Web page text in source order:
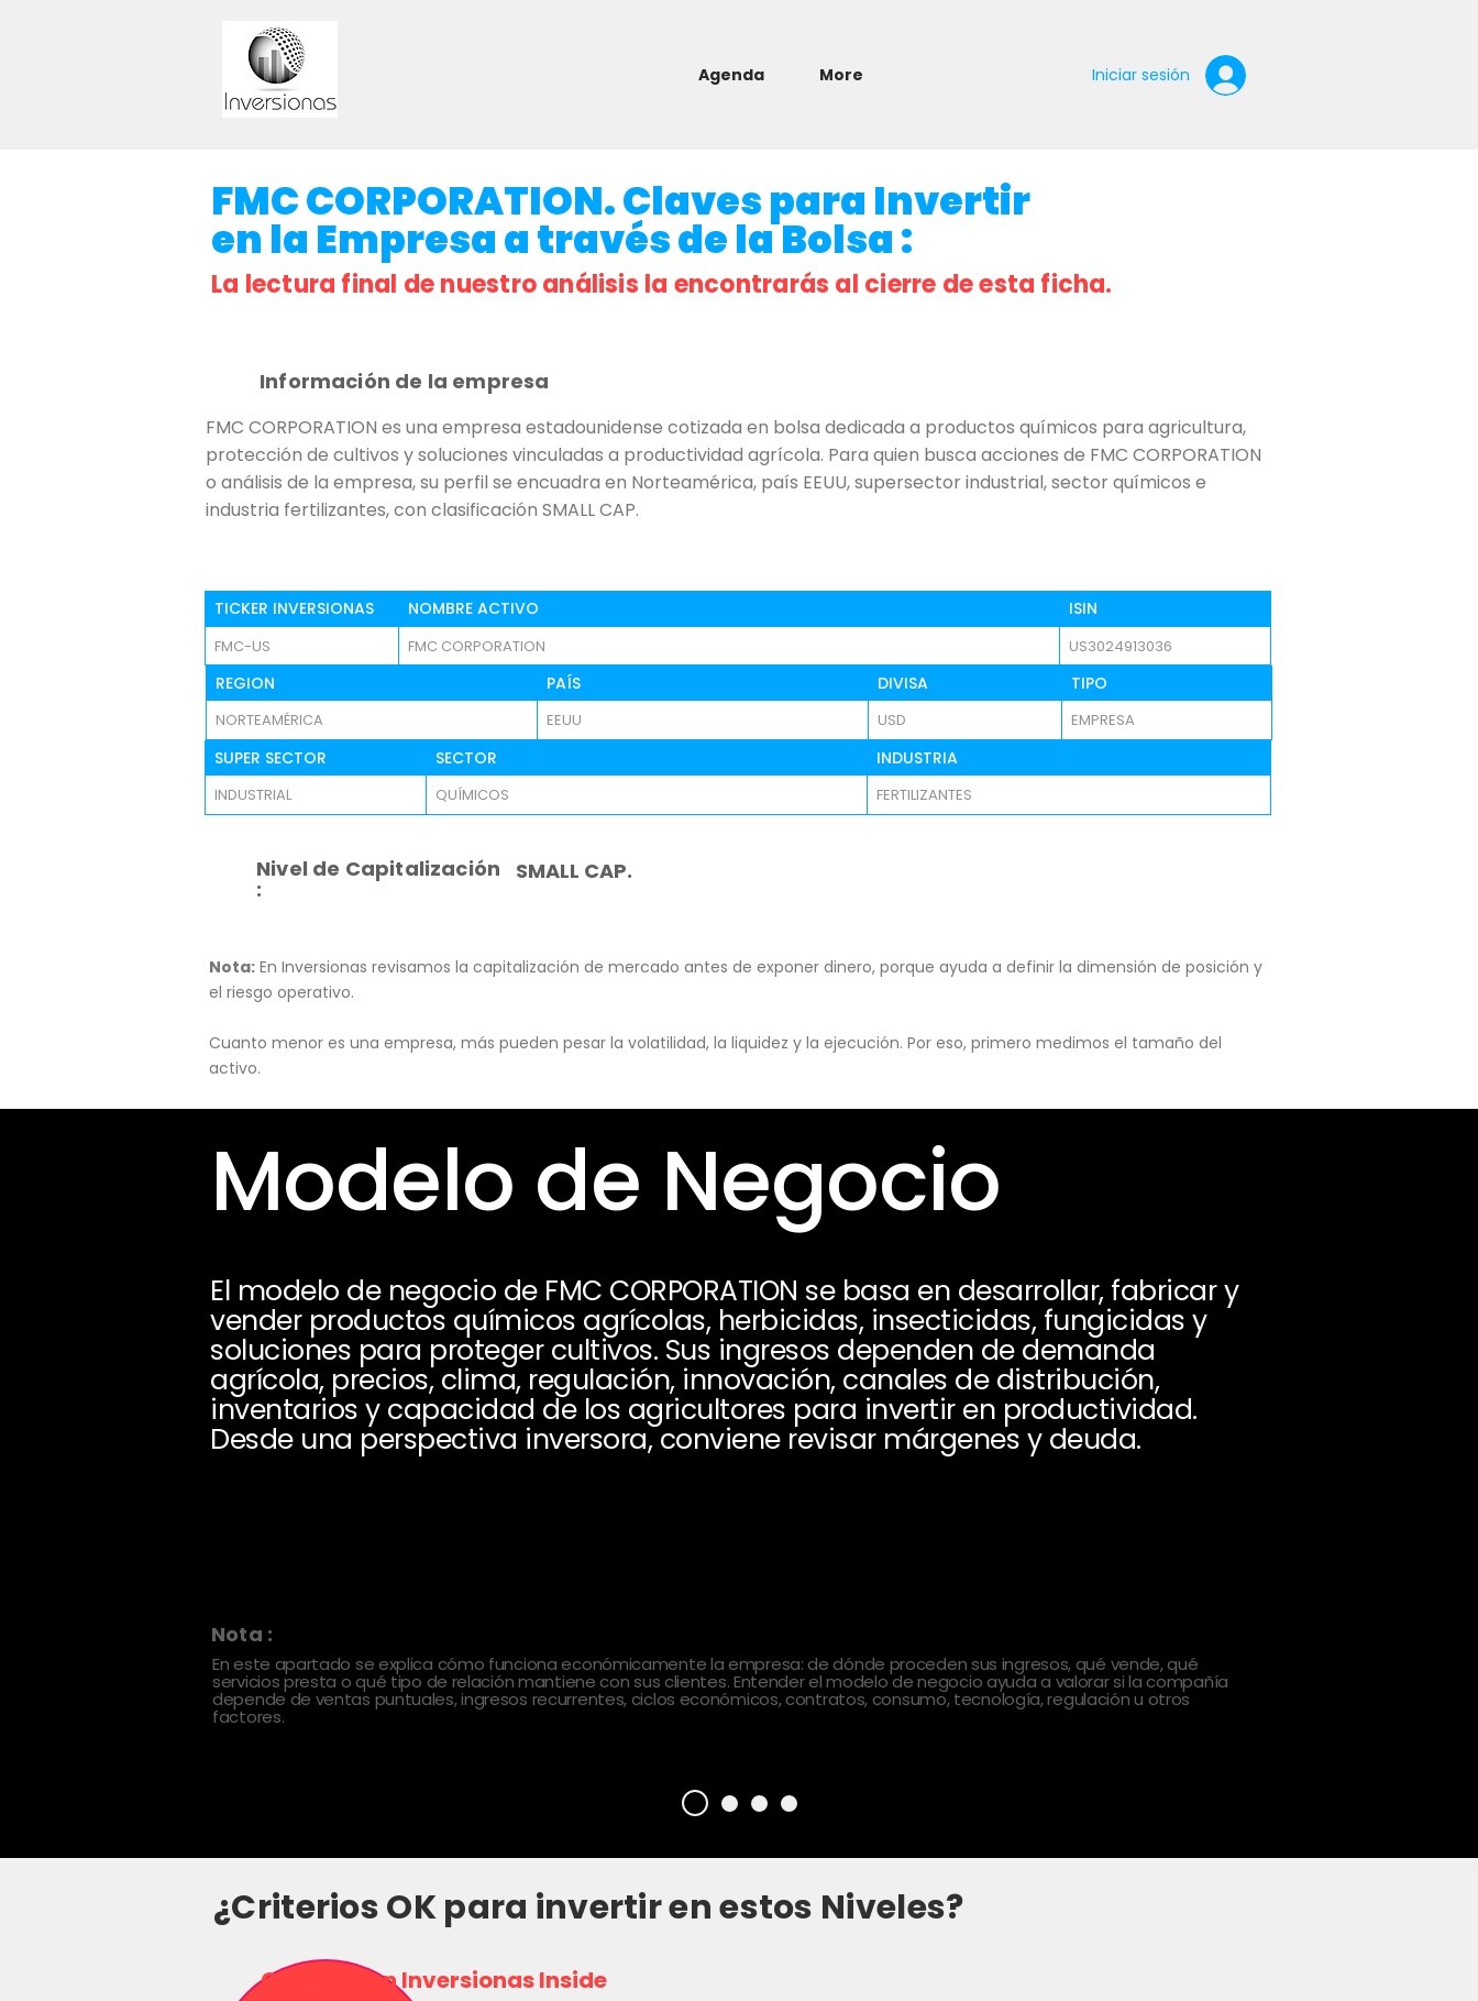
Agenda More Iniciar sesión
FMC CORPORATION. Claves para Invertir
en la Empresa a través de la Bolsa :
La lectura final de nuestro análisis la encontrarás al cierre de esta ficha.
Información de la empresa
FMC CORPORATION es una empresa estadounidense cotizada en bolsa dedicada a productos químicos para agricultura,
protección de cultivos y soluciones vinculadas a productividad agrícola. Para quien busca acciones de FMC CORPORATION
o análisis de la empresa, su perfil se encuadra en Norteamérica, país EEUU, supersector industrial, sector químicos e
industria fertilizantes, con clasificación SMALL CAP.
TICKER INVERSIONAS NOMBRE ACTIVO ISIN
FMC-US FMC CORPORATION US3024913036
REGION PAÍS DIVISA TIPO
NORTEAMÉRICA EEUU USD EMPRESA
SUPER SECTOR SECTOR INDUSTRIA
INDUSTRIAL QUÍMICOS FERTILIZANTES
Nivel de Capitalización
:
SMALL CAP.
Nota: En Inversionas revisamos la capitalización de mercado antes de exponer dinero, porque ayuda a definir la dimensión de posición y
el riesgo operativo.
Cuanto menor es una empresa, más pueden pesar la volatilidad, la liquidez y la ejecución. Por eso, primero medimos el tamaño del
activo.
Modelo de Negocio
El modelo de negocio de FMC CORPORATION se basa en desarrollar, fabricar y
vender productos químicos agrícolas, herbicidas, insecticidas, fungicidas y
soluciones para proteger cultivos. Sus ingresos dependen de demanda
agrícola, precios, clima, regulación, innovación, canales de distribución,
inventarios y capacidad de los agricultores para invertir en productividad.
Desde una perspectiva inversora, conviene revisar márgenes y deuda.
Nota :
En este apartado se explica cómo funciona económicamente la empresa: de dónde proceden sus ingresos, qué vende, qué
servicios presta o qué tipo de relación mantiene con sus clientes. Entender el modelo de negocio ayuda a valorar si la compañía
depende de ventas puntuales, ingresos recurrentes, ciclos económicos, contratos, consumo, tecnología, regulación u otros
factores.
¿Criterios OK para invertir en estos Niveles?
Consulta en Inversionas Inside